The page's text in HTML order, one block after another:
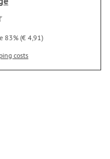
83% (€ 4,91)
costs